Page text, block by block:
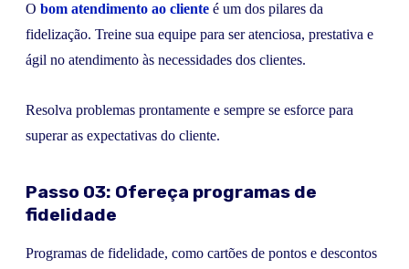
O bom atendimento ao cliente é um dos pilares da
fidelização. Treine sua equipe para ser atenciosa, prestativa e
ágil no atendimento às necessidades dos clientes.
Resolva problemas prontamente e sempre se esforce para
superar as expectativas do cliente.
Passo 03: Ofereça programas de
fidelidade
Programas de fidelidade, como cartões de pontos e descontos